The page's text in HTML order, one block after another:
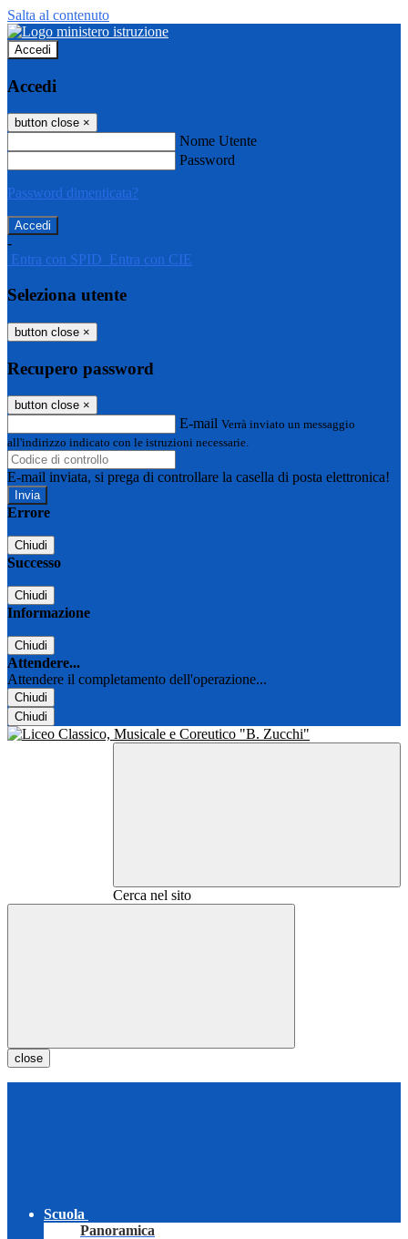
Salta al contenuto
Accedi
Accedi
button close ×
Nome Utente
Password
Password dimenticata?
-
Entra con SPID Entra con CIE
Seleziona utente
button close ×
Recupero password
button close ×
E-mail Verrà inviato un messaggio
all'indirizzo indicato con le istruzioni necessarie.
E-mail inviata, si prega di controllare la casella di posta elettronica!
Errore
Chiudi
Successo
Chiudi
Informazione
Chiudi
Attendere...
Attendere il completamento dell'operazione...
Chiudi
Chiudi
Cerca nel sito
close
Scuola
Panoramica